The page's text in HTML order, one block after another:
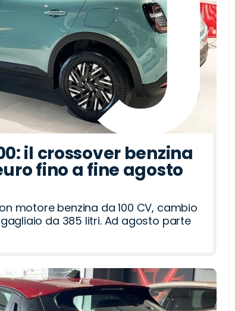
il crossover benzina
fino a fine agosto
motore benzina da 100 CV, cambio
da 385 litri. Ad agosto parte